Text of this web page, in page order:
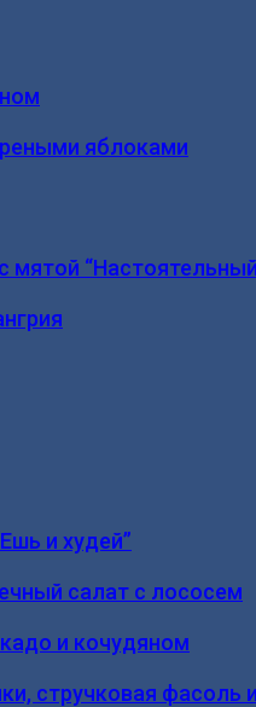
яблоками
мятой
и худей”
салат с лососем
и кочудяном
стручковая фасоль